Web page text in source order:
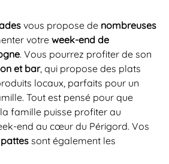
vous propose de nombreuses
votre week-end de
. Vous pourrez profiter de son
et bar, qui propose des plats
locaux, parfaits pour un
Tout est pensé pour que
famille puisse profiter au
end au cœur du Périgord. Vos
sont également les